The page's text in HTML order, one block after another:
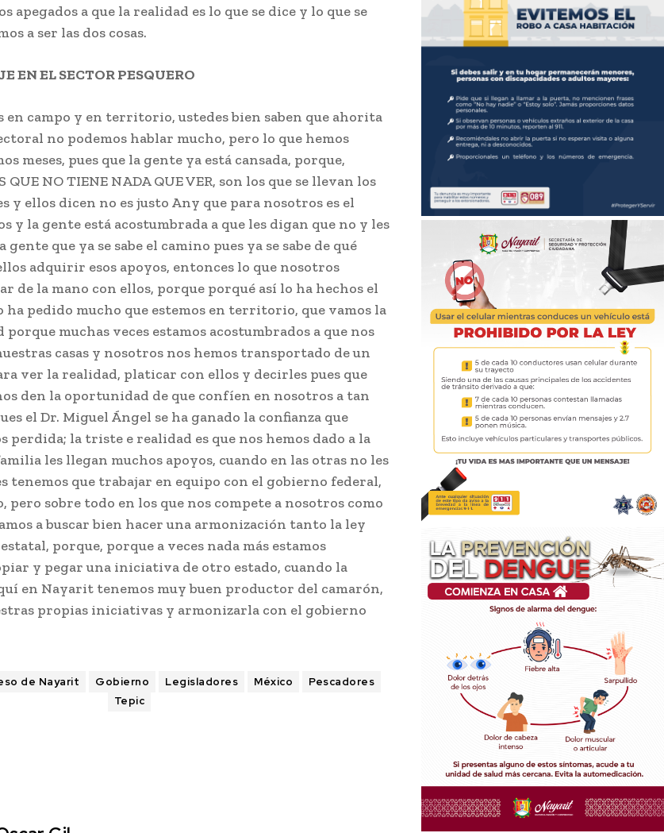
apegados a que la realidad es lo que se dice y lo que se
a ser las dos cosas.
EN EL SECTOR PESQUERO
en campo y en territorio, ustedes bien saben que ahorita
no podemos hablar mucho, pero lo que hemos
meses, pues que la gente ya está cansada, porque,
NO TIENE NADA QUE VER, son los que se llevan los
y ellos dicen no es justo Any que para nosotros es el
y la gente está acostumbrada a que les digan que no y les
gente que ya se sabe el camino pues ya se sabe de qué
adquirir esos apoyos, entonces lo que nosotros
de la mano con ellos, porque porqué así lo ha hechos el
ha pedido mucho que estemos en territorio, que vamos la
muchas veces estamos acostumbrados a que nos
casas y nosotros nos hemos transportado de un
ver la realidad, platicar con ellos y decirles pues que
den la oportunidad de que confíen en nosotros a tan
el Dr. Miguel Ángel se ha ganado la confianza que
perdida; la triste e realidad es que nos hemos dado a la
les llegan muchos apoyos, cuando en las otras no les
tenemos que trabajar en equipo con el gobierno federal,
pero sobre todo en los que nos compete a nosotros como
a buscar bien hacer una armonización tanto la ley
porque, porque a veces nada más estamos
y pegar una iniciativa de otro estado, cuando la
en Nayarit tenemos muy buen productor del camarón,
propias iniciativas y armonizarla con el gobierno
de Nayarit Gobierno Legisladores México
Pescadores
Tepic